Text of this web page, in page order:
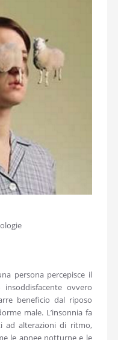
persona percepisce il
ovvero
beneficio dal riposo
male. L’insonnia fa
ad alterazioni di ritmo,
le apnee notturne e le